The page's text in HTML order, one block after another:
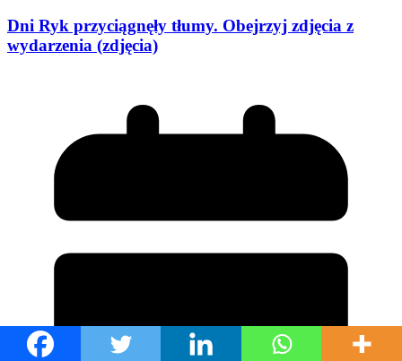
Dni Ryk przyciągnęły tłumy. Obejrzyj zdjęcia z
wydarzenia (zdjęcia)